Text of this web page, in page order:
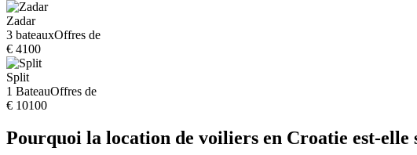
Zadar
3 bateauxOffres de
€ 4100
Split
1 BateauOffres de
€ 10100
Pourquoi la location de voiliers en Croatie est-elle